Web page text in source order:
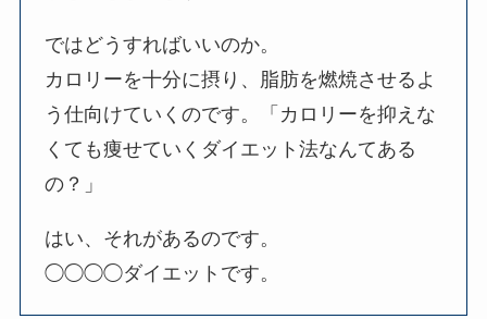
ではどうすればいいのか。
カロリーを十分に摂り、脂肪を燃焼させるよ
う仕向けていくのです。「カロリーを抑えな
くても痩せていくダイエット法なんてある
の？」
はい、それがあるのです。
◯◯◯◯ダイエットです。